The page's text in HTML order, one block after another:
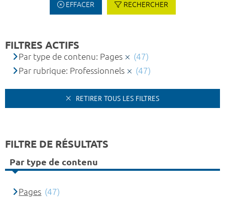
EFFACER RECHERCHER
FILTRES ACTIFS
Par type de contenu: Pages
(47)
Par rubrique: Professionnels
(47)
RETIRER TOUS LES FILTRES
FILTRE DE RÉSULTATS
Par type de contenu
Pages (47)